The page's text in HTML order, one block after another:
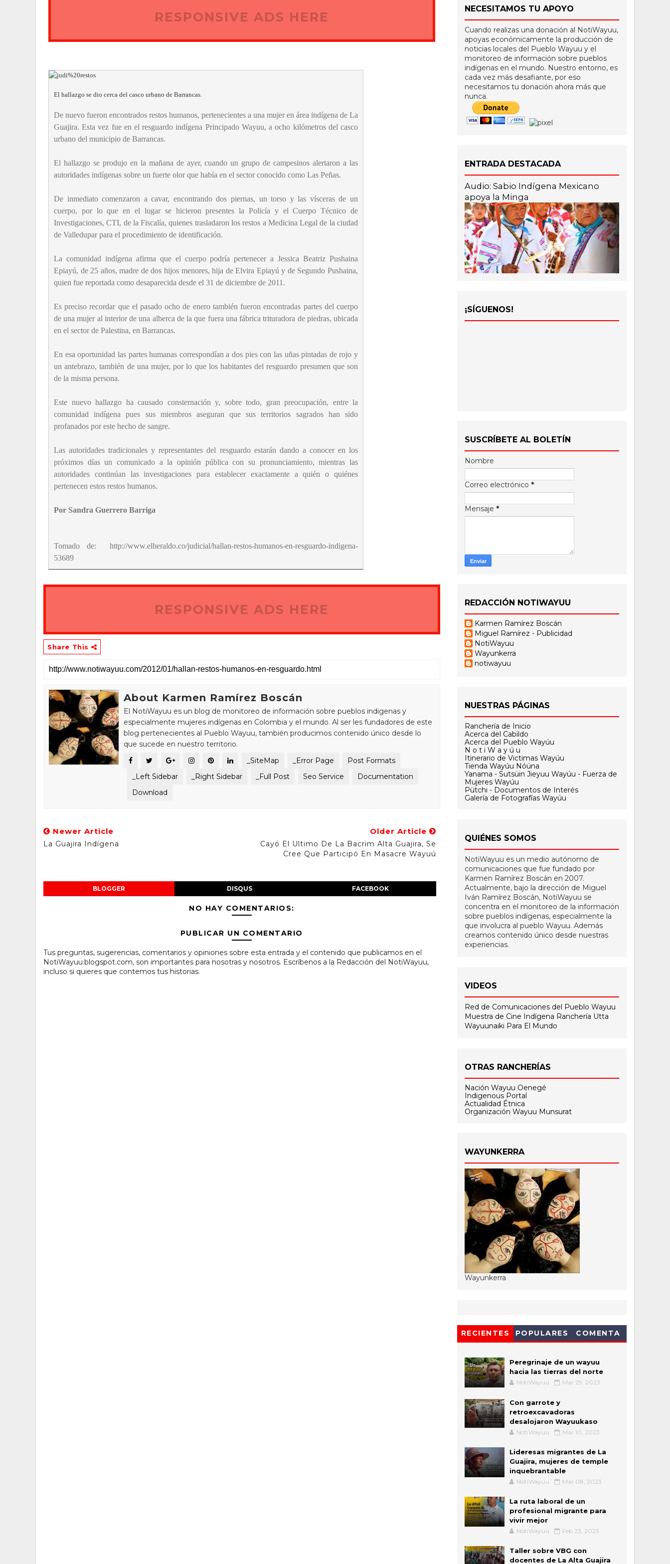
RESPONSIVE ADS HERE
El hallazgo se dio cerca del casco urbano de Barrancas.
De nuevo fueron encontrados restos humanos, pertenecientes a una mujer en área indígena de La
Guajira. Esta vez fue en el resguardo indígena Principado Wayuu, a ocho kilómetros del casco
urbano del municipio de Barrancas.
El hallazgo se produjo en la mañana de ayer, cuando un grupo de campesinos alertaron a las
autoridades indígenas sobre un fuerte olor que había en el sector conocido como Las Peñas.
De inmediato comenzaron a cavar, encontrando dos piernas, un torso y las vísceras de un
cuerpo, por lo que en el lugar se hicieron presentes la Policía y el Cuerpo Técnico de
Investigaciones, CTI, de la Fiscalía, quienes trasladaron los restos a Medicina Legal de la ciudad
de Valledupar para el procedimiento de identificación.
La comunidad indígena afirma que el cuerpo podría pertenecer a Jessica Beatriz Pushaina
Epiayú, de 25 años, madre de dos hijos menores, hija de Elvira Epiayú y de Segundo Pushaina,
quien fue reportada como desaparecida desde el 31 de diciembre de 2011.
Es preciso recordar que el pasado ocho de enero también fueron encontradas partes del cuerpo
de una mujer al interior de una alberca de la que fuera una fábrica trituradora de piedras, ubicada
en el sector de Palestina, en Barrancas.
En esa oportunidad las partes humanas correspondían a dos pies con las uñas pintadas de rojo y
un antebrazo, también de una mujer, por lo que los habitantes del resguardo presumen que son
de la misma persona.
Este nuevo hallazgo ha causado consternación y, sobre todo, gran preocupación, entre la
comunidad indígena pues sus miembros aseguran que sus territorios sagrados han sido
profanados por este hecho de sangre.
Las autoridades tradicionales y representantes del resguardo estarán dando a conocer en los
próximos días un comunicado a la opinión pública con su pronunciamiento, mientras las
autoridades continúan las investigaciones para establecer exactamente a quién o quiénes
pertenecen estos restos humanos.
Por Sandra Guerrero Barriga
Tomado de: http://www.elheraldo.co/judicial/hallan-restos-humanos-en-resguardo-indigena-
53689
RESPONSIVE ADS HERE
Share This
About Karmen Ramírez Boscán
El NotiWayuu es un blog de monitoreo de información sobre pueblos indigenas y
especialmente mujeres indígenas en Colombia y el mundo. Al ser les fundadores de este
blog pertenecientes al Pueblo Wayuu, también producimos contenido único desde lo
que sucede en nuestro territorio.
_SiteMap
_Error Page
Post Formats
_Left Sidebar
_Right Sidebar _Full Post Seo Service
Documentation
Download
Newer Article
La Guajira Indígena
Older Article
Cayó El Ultimo De La Bacrim Alta Guajira, Se
Cree Que Participó En Masacre Wayuú
BLOGGER DISQUS FACEBOOK
NO HAY COMENTARIOS:
PUBLICAR UN COMENTARIO
Tus preguntas, sugerencias, comentarios y opiniones sobre esta entrada y el contenido que publicamos en el
NotiWayuu.blogspot.com, son importantes para nosotras y nosotros. Escríbenos a la Redacción del NotiWayuu,
incluso si quieres que contemos tus historias.
NECESITAMOS TU APOYO
Cuando realizas una donación al NotiWayuu,
apoyas económicamente la producción de
noticias locales del Pueblo Wayuu y el
monitoreo de información sobre pueblos
indígenas en el mundo. Nuestro entorno, es
cada vez más desafiante, por eso
necesitamos tu donación ahora más que
nunca.
ENTRADA DESTACADA
Audio: Sabio Indígena Mexicano
apoya la Minga
¡SÍGUENOS!
SUSCRÍBETE AL BOLETÍN
Nombre
Correo electrónico *
Mensaje *
REDACCIÓN NOTIWAYUU
Karmen Ramírez Boscán
Miguel Ramírez - Publicidad
NotiWayuu
Wayunkerra
notiwayuu
NUESTRAS PÁGINAS
Ranchería de Inicio
Acerca del Cabildo
Acerca del Pueblo Wayúu
N o t i W a y ú u
Itinerario de Victimas Wayúu
Tienda Wayúu Nóüna
Yanama - Sutsüin Jieyuu Wayúu - Fuerza de
Mujeres Wayúu
Pütchi - Documentos de Interés
Galería de Fotografías Wayúu
QUIÉNES SOMOS
NotiWayuu es un medio autónomo de
comunicaciones que fue fundado por
Karmen Ramírez Boscán en 2007.
Actualmente, bajo la dirección de Miguel
Iván Ramírez Boscán, NotiWayuu se
concentra en el monitoreo de la información
sobre pueblos indígenas, especialmente la
que involucra al pueblo Wayuu. Además
creamos contenido único desde nuestras
experiencias.
VIDEOS
Red de Comunicaciones del Pueblo Wayuu
Muestra de Cine Indígena Ranchería Utta
Wayuunaiki Para El Mundo
OTRAS RANCHERÍAS
Nación Wayuu Oenegé
Indigenous Portal
Actualidad Étnica
Organización Wayuu Munsurat
WAYUNKERRA
Wayunkerra
RECIENTES POPULARES COMENTA
Peregrinaje de un wayuu
hacia las tierras del norte
NotiWayuu Mar 29, 2023
Con garrote y
retroexcavadoras
desalojaron Wayuukaso
NotiWayuu Mar 10, 2023
Lideresas migrantes de La
Guajira, mujeres de temple
inquebrantable
NotiWayuu Mar 08, 2023
La ruta laboral de un
profesional migrante para
vivir mejor
NotiWayuu Feb 23, 2023
Taller sobre VBG con
docentes de La Alta Guajira